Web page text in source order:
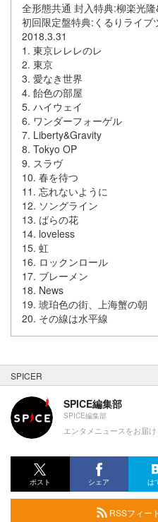
全形態共通 封入特典:柳楽光
初回限定盤特典:くるりライ
2018.3.31
1. 東京レレレのレ
2. 東京
3. 愛なき世界
4. 飴色の部屋
5. ハイウェイ
6. ワンダーフォーゲル
7. Liberty&Gravity
8. Tokyo OP
9. スラヴ
10. 春を待つ
11. 忘れないように
12. ソングライン
13. ばらの花
14. loveless
15. 虹
16. ロックンロール
17. ブレーメン
18. News
19. 琥珀色の街、上海蟹の朝
20. その線は水平線
SPICER
SPICE編集部
SPICE編集部
エンタメニュースをお届け
ポスト シェア は
RSSフィー